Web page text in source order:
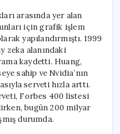
arasında yer alan
için grafik işlem
yapılandırmıştı. 1999
zeka alanındaki
kaydetti. Huang,
sahip ve Nvidia’nın
serveti hızla arttı.
Forbes 400 listesi
bugün 200 milyar
durumda.